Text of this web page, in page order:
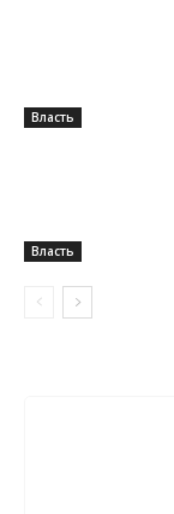
Власть
Власть